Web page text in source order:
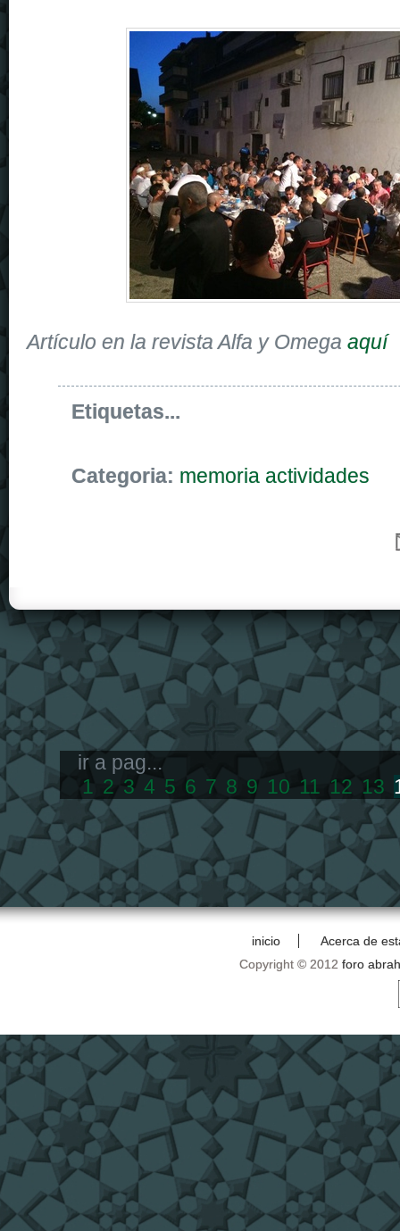
Artículo en la revista Alfa y Omega aquí
Etiquetas...
Categoria: memoria actividades
ir a pag...
1 2 3 4 5 6 7 8 9 10 11 12 13
inicio
Acerca de
Copyright © 2012 foro